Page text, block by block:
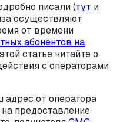
писали (тут и
осуществляют
от времени
абонентов на
статье читайте о
с операторами
от оператора
предоставление